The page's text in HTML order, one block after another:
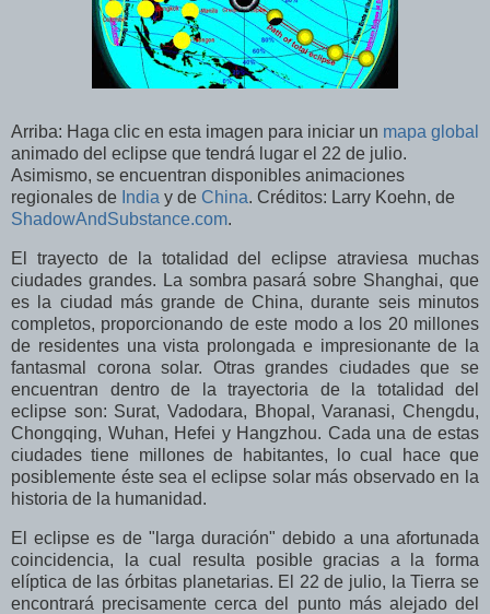
Arriba: Haga clic en esta imagen para iniciar un mapa global
animado del eclipse que tendrá lugar el 22 de julio.
Asimismo, se encuentran disponibles animaciones
regionales de India y de China. Créditos: Larry Koehn, de
ShadowAndSubstance.com.
El trayecto de la totalidad del eclipse atraviesa muchas
ciudades grandes. La sombra pasará sobre Shanghai, que
es la ciudad más grande de China, durante seis minutos
completos, proporcionando de este modo a los 20 millones
de residentes una vista prolongada e impresionante de la
fantasmal corona solar. Otras grandes ciudades que se
encuentran dentro de la trayectoria de la totalidad del
eclipse son: Surat, Vadodara, Bhopal, Varanasi, Chengdu,
Chongqing, Wuhan, Hefei y Hangzhou. Cada una de estas
ciudades tiene millones de habitantes, lo cual hace que
posiblemente éste sea el eclipse solar más observado en la
historia de la humanidad.
El eclipse es de "larga duración" debido a una afortunada
coincidencia, la cual resulta posible gracias a la forma
elíptica de las órbitas planetarias. El 22 de julio, la Tierra se
encontrará precisamente cerca del punto más alejado del